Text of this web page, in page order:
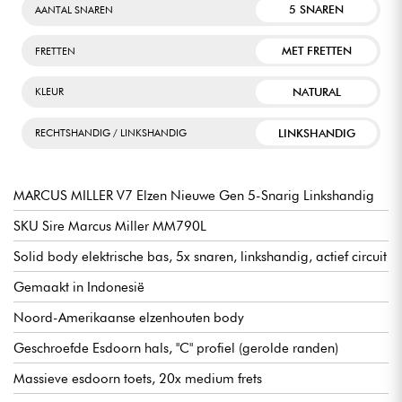
AANTAL SNAREN 5 SNAREN
FRETTEN MET FRETTEN
KLEUR NATURAL
RECHTSHANDIG / LINKSHANDIG LINKSHANDIG
MARCUS MILLER V7 Elzen Nieuwe Gen 5-Snarig Linkshandig
SKU Sire Marcus Miller MM790L
Solid body elektrische bas, 5x snaren, linkshandig, actief circuit
Gemaakt in Indonesië
Noord-Amerikaanse elzenhouten body
Geschroefde Esdoorn hals, "C" profiel (gerolde randen)
Massieve esdoorn toets, 20x medium frets